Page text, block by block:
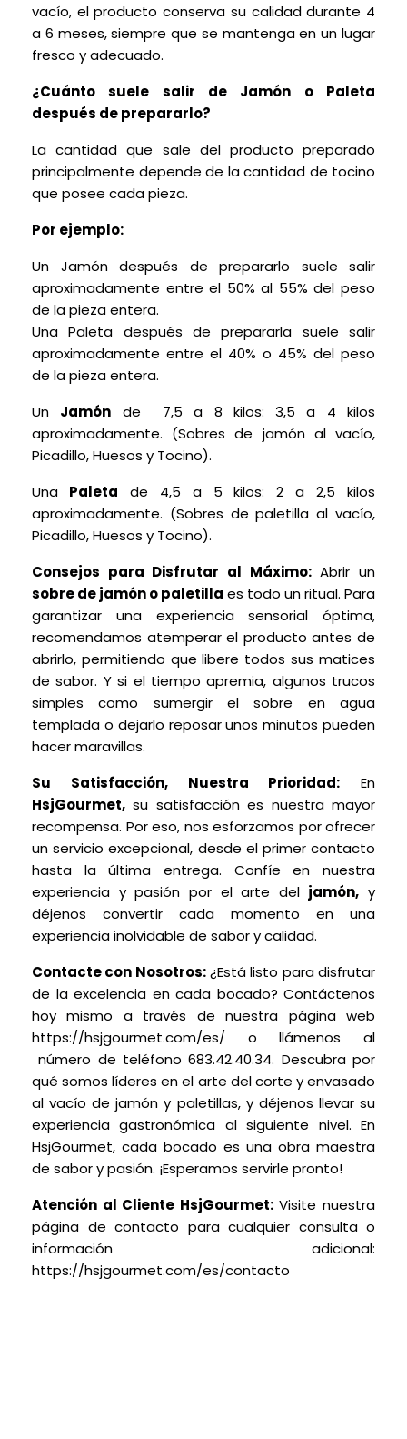
vacío, el producto conserva su calidad durante 4
a 6 meses, siempre que se mantenga en un lugar
fresco y adecuado.
¿Cuánto suele salir de Jamón o Paleta
después de prepararlo?
La cantidad que sale del producto preparado
principalmente depende de la cantidad de tocino
que posee cada pieza.
Por ejemplo:
Un Jamón después de prepararlo suele salir
aproximadamente entre el 50% al 55% del peso
de la pieza entera.
Una Paleta después de prepararla suele salir
aproximadamente entre el 40% o 45% del peso
de la pieza entera.
Un Jamón de
7,5 a 8 kilos: 3,5 a 4 kilos
aproximadamente. (Sobres de jamón al vacío,
Picadillo, Huesos y Tocino).
Una Paleta de 4,5 a 5 kilos: 2 a 2,5 kilos
aproximadamente. (Sobres de paletilla al vacío,
Picadillo, Huesos y Tocino).
Consejos para Disfrutar al Máximo:Abrir un
sobre de jamón o paletilla es todo un ritual. Para
garantizar una experiencia sensorial óptima,
recomendamos atemperar el producto antes de
abrirlo, permitiendo que libere todos sus matices
de sabor. Y si el tiempo apremia, algunos trucos
simples como sumergir el sobre en agua
templada o dejarlo reposar unos minutos pueden
hacer maravillas.
Su Satisfacción, Nuestra Prioridad: En
HsjGourmet, su satisfacción es nuestra mayor
recompensa. Por eso, nos esforzamos por ofrecer
un servicio excepcional, desde el primer contacto
hasta la última entrega. Confíe en nuestra
experiencia y pasión por el arte del jamón, y
déjenos convertir cada momento en una
experiencia inolvidable de sabor y calidad.
Contacte con Nosotros:¿Está listo para disfrutar
de la excelencia en cada bocado? Contáctenos
hoy mismo a través de nuestra página web
https://hsjgourmet.com/es/ o llámenos al
número de teléfono 683.42.40.34. Descubra por
qué somos líderes en el arte del corte y envasado
al vacío de jamón y paletillas, y déjenos llevar su
experiencia gastronómica al siguiente nivel. En
HsjGourmet, cada bocado es una obra maestra
de sabor y pasión. ¡Esperamos servirle pronto!
Atención al Cliente HsjGourmet:Visite nuestra
página de contacto para cualquier consulta o
información adicional:
https://hsjgourmet.com/es/contacto